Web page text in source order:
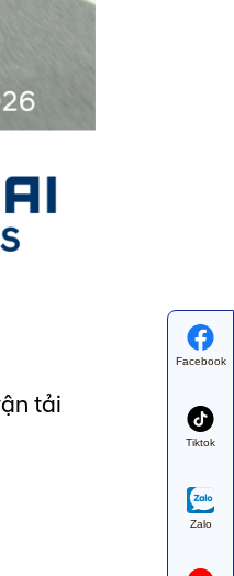
tải
Facebook
Tiktok
Zalo